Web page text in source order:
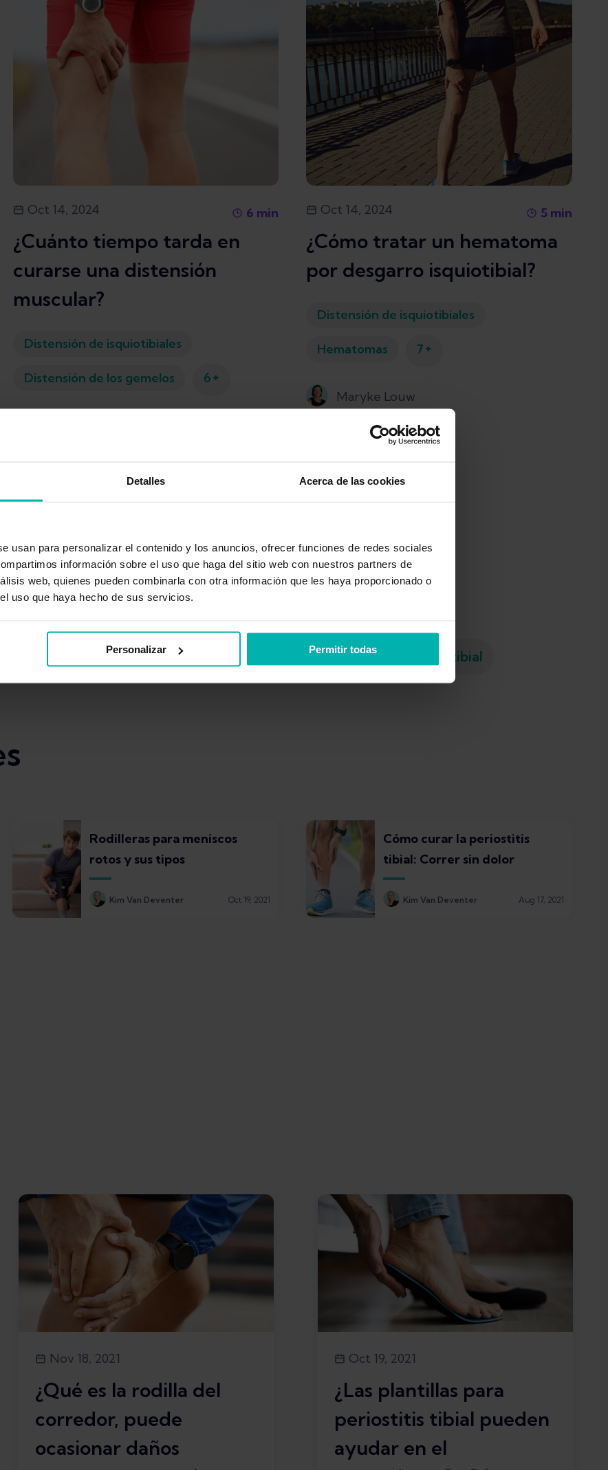
Detalles Acerca de las cookies
usan para personalizar el contenido y los anuncios, ofrecer funciones de redes sociales
información sobre el uso que haga del sitio web con nuestros partners de
web, quienes pueden combinarla con otra información que les haya proporcionado o
uso que haya hecho de sus servicios.
Personalizar Permitir todas
Oct 14, 2024 6 min
¿Cuánto tiempo tarda en
curarse una distensión
muscular?
Distensión de isquiotibiales
Distensión de los gemelos 6+
Oct 14, 2024 5min
¿Cómo tratar un hematoma
por desgarro isquiotibial?
Distensión de isquiotibiales
Hematomas 7+
Maryke Louw
de tobillo Distensión de los gemelos
de menisco Ortopedia Fascitis plantar Periostitis tibial
Rodilleras para meniscos
rotos y sus tipos
Kim Van Deventer Oct 19, 2021
Cómo curar la periostitis
tibial: Correr sin dolor
Kim Van Deventer Aug 17, 2021
Nov 18, 2021
¿Qué es la rodilla del
corredor, puede
ocasionar daños
Oct 19, 2021
¿Las plantillas para
periostitis tibial pueden
ayudar en el